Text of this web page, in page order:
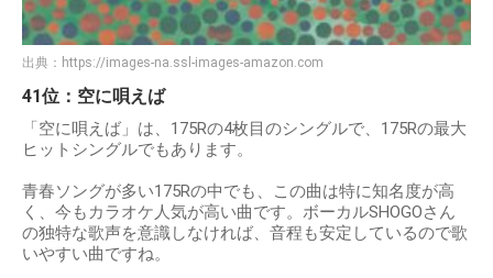
出典： https://images-na.ssl-images-amazon.com
41位：空に唄えば
「空に唄えば」は、175Rの4枚目のシングルで、175Rの最大
ヒットシングルでもあります。
青春ソングが多い175Rの中でも、この曲は特に知名度が高
く、今もカラオケ人気が高い曲です。ボーカルSHOGOさん
の独特な歌声を意識しなければ、音程も安定しているので歌
いやすい曲ですね。